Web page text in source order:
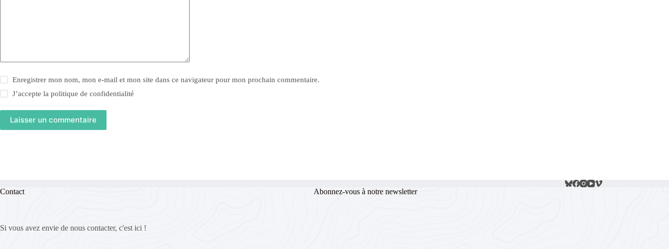
Enregistrer mon nom, mon e-mail et mon site dans ce navigateur pour mon prochain commentaire.
J’accepte lapolitique de confidentialité
Laisser un commentaire
Contact
Si vous avez envie de nous contacter, c'est ici !
Abonnez-vous à notre newsletter